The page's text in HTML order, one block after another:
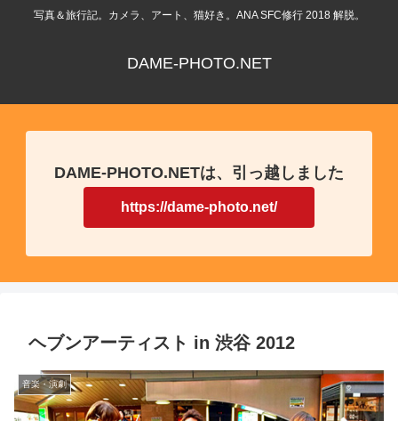
写真＆旅行記。カメラ、アート、猫好き。ANA SFC修行 2018 解脱。
DAME-PHOTO.NET
DAME-PHOTO.NETは、引っ越しました
https://dame-photo.net/
ヘブンアーティスト in 渋谷 2012
音楽・演劇